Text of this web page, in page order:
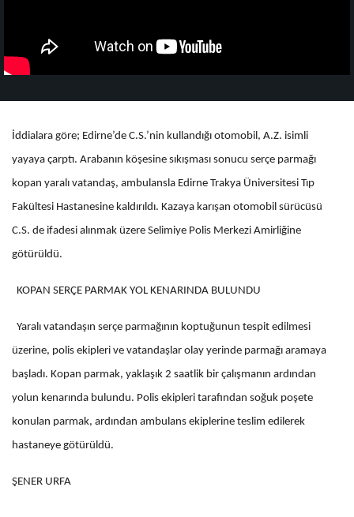
İddialara göre; Edirne’de C.S.’nin kullandığı otomobil, A.Z. isimli
yayaya çarptı. Arabanın köşesine sıkışması sonucu serçe parmağı
kopan yaralı vatandaş, ambulansla Edirne Trakya Üniversitesi Tıp
Fakültesi Hastanesine kaldırıldı. Kazaya karışan otomobil sürücüsü
C.S. de ifadesi alınmak üzere Selimiye Polis Merkezi Amirliğine
götürüldü.
KOPAN SERÇE PARMAK YOL KENARINDA BULUNDU
Yaralı vatandaşın serçe parmağının koptuğunun tespit edilmesi
üzerine, polis ekipleri ve vatandaşlar olay yerinde parmağı aramaya
başladı. Kopan parmak, yaklaşık 2 saatlik bir çalışmanın ardından
yolun kenarında bulundu. Polis ekipleri tarafından soğuk poşete
konulan parmak, ardından ambulans ekiplerine teslim edilerek
hastaneye götürüldü.
ŞENER URFA